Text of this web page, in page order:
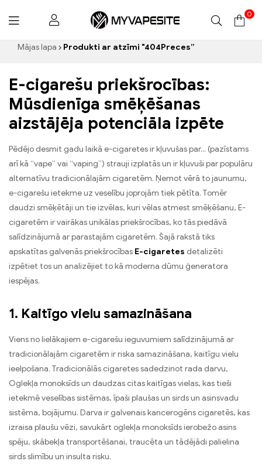
Myvapesite.de
0
Mājas lapa Produkti ar atzīmi "404Preces”
E-cigarešu priekšrocības:
Mūsdienīga smēķēšanas
aizstājēja potenciāla izpēte
Pēdējo desmit gadu laikā e-cigaretes ir kļuvušas par... (pazīstams
arī kā “vape” vai “vaping”) strauji izplatās un ir kļuvuši par populāru
alternatīvu tradicionālajām cigaretēm. Ņemot vērā to jaunumu,
e-cigarešu ietekme uz veselību joprojām tiek pētīta. Tomēr
daudzi smēķētāji un tie izvēlas, kuri vēlas atmest smēķēšanu, E-
cigaretēm ir vairākas unikālas priekšrocības, ko tās piedāvā
salīdzinājumā ar parastajām cigaretēm. Šajā rakstā tiks
apskatītas galvenās priekšrocības E-cigaretes detalizēti
izpētiet tos un analizējiet to kā moderna dūmu ģeneratora
iespējas.
1. Kaitīgo vielu samazināšana
Viens no lielākajiem e-cigarešu ieguvumiem salīdzinājumā ar
tradicionālajām cigaretēm ir riska samazināšana, kaitīgu vielu
ieelpošana. Tradicionālās cigaretes sadedzinot rada darvu,
Oglekļa monoksīds un daudzas citas kaitīgas vielas, kas tieši
ietekmē veselības sistēmas, īpaši plaušas un sirds un asinsvadu
sistēma, bojājumu. Darva ir galvenais kancerogēns cigaretēs, kas
izraisa plaušu vēzi, savukārt oglekļa monoksīds ierobežo asins
spēju, skābekļa transportēšanai, traucēta un tādējādi palielina
sirds slimību un insulta risku.